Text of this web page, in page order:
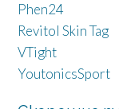
Phen24
Revitol Skin Tag
VTight
YoutonicsSport